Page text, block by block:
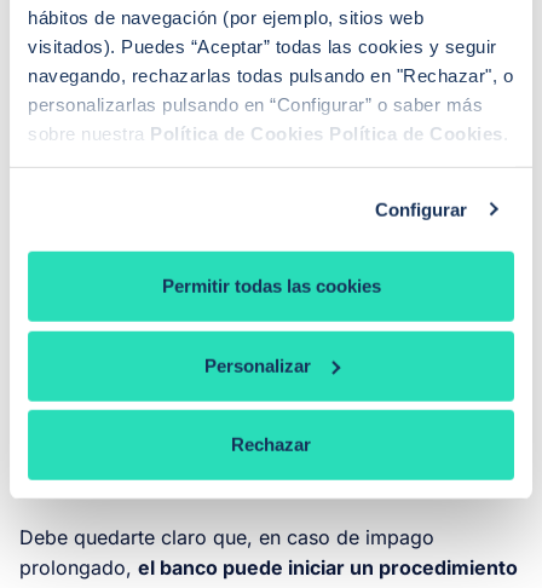
hábitos de navegación (por ejemplo, sitios web
visitados). Puedes “Aceptar” todas las cookies y seguir
navegando, rechazarlas todas pulsando en "Rechazar", o
personalizarlas pulsando en “Configurar” o saber más
sobre nuestra Política de Cookies Política de Cookies
Configurar
Permitir todas las cookies
Personalizar
Rechazar
Hipotecaria.
Impagos, demora y ejecución hipotecaria
Se trata del bloque más sensible, puesto que son
suelen tener impacto económico para el hipotecado.
-¿Qué ocurre si dejas de pagar varias cuotas?
-¿Sabes cuándo el banco puede iniciar la ejecución
-¿Conoces los intereses de demora por impago?
-¿Sabes que respondes con todo tu patrimonio en
caso de impago (además de la ejecución hipotecaria)?
Debe quedarte claro que, en caso de impago
prolongado, el banco puede iniciar un procedimiento